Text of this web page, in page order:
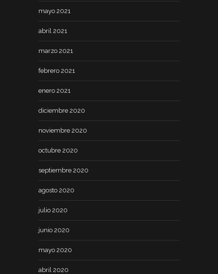
mayo 2021
abril 2021
marzo 2021
febrero 2021
enero 2021
diciembre 2020
noviembre 2020
octubre 2020
septiembre 2020
agosto 2020
julio 2020
junio 2020
mayo 2020
abril 2020